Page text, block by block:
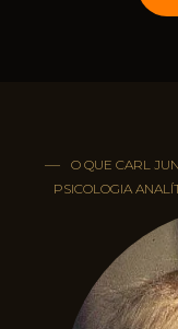
—
O QUE CARL
PSICOLOGIA